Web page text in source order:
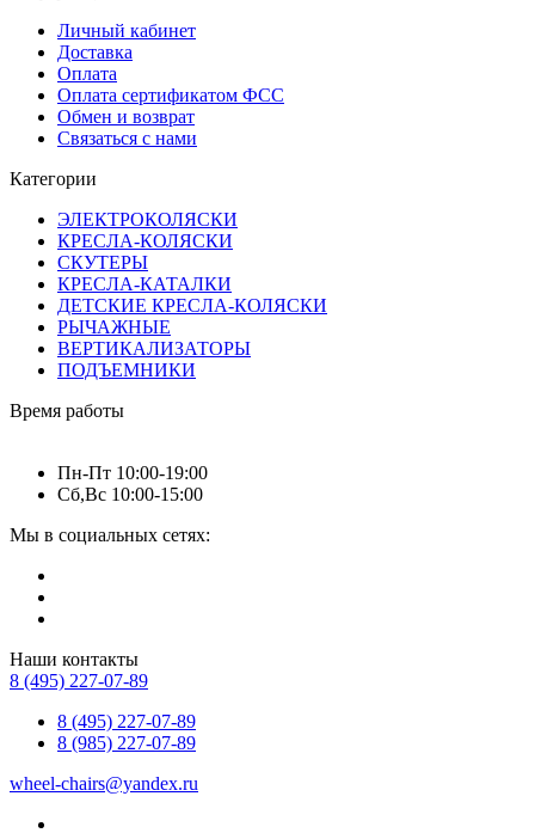
Личный кабинет
Доставка
Оплата
Оплата сертификатом ФСС
Обмен и возврат
Связаться с нами
Категории
ЭЛЕКТРОКОЛЯСКИ
КРЕСЛА-КОЛЯСКИ
СКУТЕРЫ
КРЕСЛА-КАТАЛКИ
ДЕТСКИЕ КРЕСЛА-КОЛЯСКИ
РЫЧАЖНЫЕ
ВЕРТИКАЛИЗАТОРЫ
ПОДЪЕМНИКИ
Время работы
Пн-Пт 10:00-19:00
Сб,Вс 10:00-15:00
Мы в социальных сетях:
Наши контакты
8 (495) 227-07-89
8 (495) 227-07-89
8 (985) 227-07-89
wheel-chairs@yandex.ru